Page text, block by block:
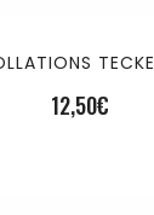
12,50€